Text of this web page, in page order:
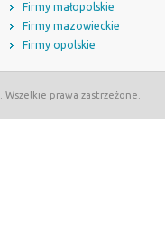
Firmy małopolskie
Firmy mazowieckie
Firmy opolskie
. Wszelkie prawa zastrzeżone.